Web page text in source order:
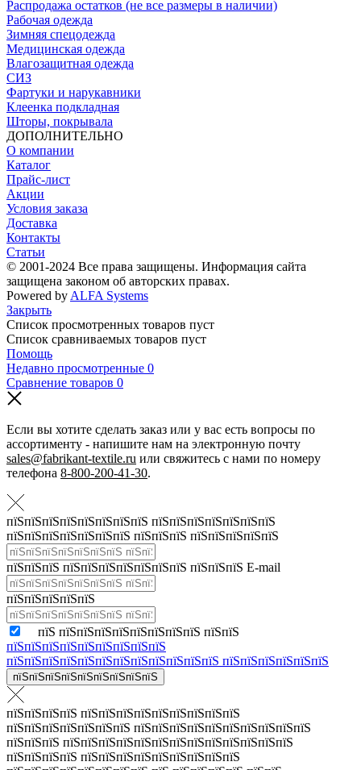
Распродажа остатков (не все размеры в наличии)
Рабочая одежда
Зимняя спецодежда
Медицинская одежда
Влагозащитная одежда
СИЗ
Фартуки и нарукавники
Клеенка подкладная
Шторы, покрывала
ДОПОЛНИТЕЛЬНО
О компании
Каталог
Прайс-лист
Акции
Условия заказа
Доставка
Контакты
Статьи
© 2001-2024 Все права защищены. Информация сайта
защищена законом об авторских правах.
Powered by ALFA Systems
Закрыть
Список просмотренных товаров пуст
Список сравниваемых товаров пуст
Помощь
Недавно просмотренные 0
Сравнение товаров 0
Если вы хотите сделать заказ или у вас есть вопросы по
ассортименту - напишите нам на электронную почту
sales@fabrikant-textile.ru или свяжитесь с нами по номеру
телефона 8-800-200-41-30.
пїЅпїЅпїЅпїЅпїЅпїЅпїЅпїЅ пїЅпїЅпїЅпїЅпїЅпїЅпїЅ
пїЅпїЅпїЅпїЅпїЅпїЅпїЅ пїЅпїЅпїЅ пїЅпїЅпїЅпїЅпїЅ
пїЅпїЅпїЅ пїЅпїЅпїЅпїЅпїЅпїЅпїЅ пїЅпїЅпїЅ E-mail
пїЅпїЅпїЅпїЅпїЅ
пїЅ пїЅпїЅпїЅпїЅпїЅпїЅпїЅпїЅ пїЅпїЅ
пїЅпїЅпїЅпїЅпїЅпїЅпїЅпїЅпїЅ
пїЅпїЅпїЅпїЅпїЅпїЅпїЅпїЅпїЅпїЅпїЅпїЅ пїЅпїЅпїЅпїЅпїЅпїЅ
пїЅпїЅпїЅпїЅпїЅпїЅпїЅпїЅпїЅ
пїЅпїЅпїЅпїЅ пїЅпїЅпїЅпїЅпїЅпїЅпїЅпїЅпїЅ
пїЅпїЅпїЅпїЅпїЅпїЅпїЅ пїЅпїЅпїЅпїЅпїЅпїЅпїЅпїЅпїЅпїЅ
пїЅпїЅпїЅ пїЅпїЅпїЅпїЅпїЅпїЅпїЅпїЅпїЅпїЅпїЅпїЅпїЅ
пїЅпїЅпїЅпїЅ пїЅпїЅпїЅпїЅпїЅпїЅпїЅпїЅпїЅ